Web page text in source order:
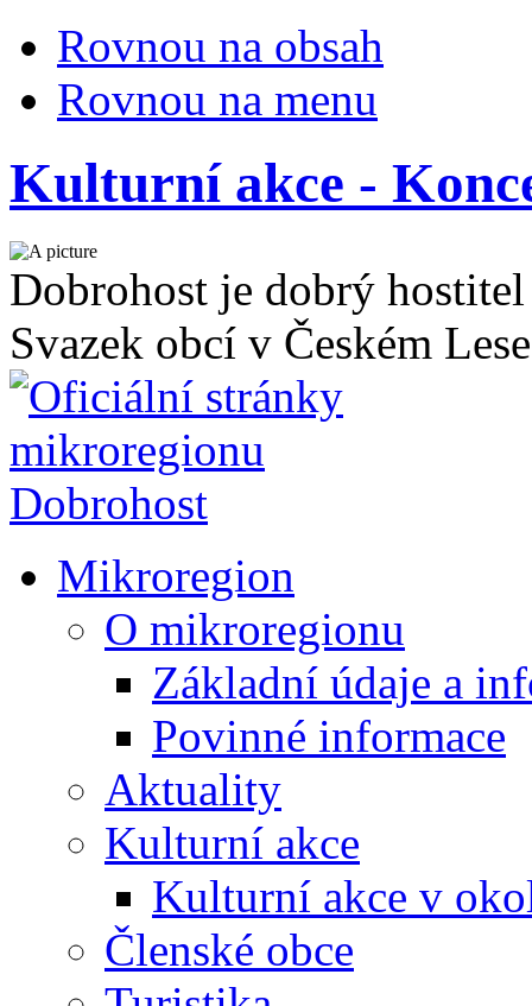
Rovnou na obsah
Rovnou na menu
Kulturní akce -
Dobrohost je dobrý hostitel
Svazek obcí v Českém Lese
Mikroregion
O mikroregionu
Základní údaje a
Povinné informace
Aktuality
Kulturní akce
Kulturní akce v
Členské obce